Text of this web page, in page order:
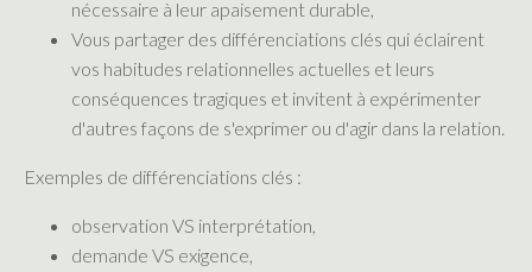
nécessaire à leur apaisement durable,
Vous partager des différenciations clés qui éclairent
vos habitudes relationnelles actuelles et leurs
conséquences tragiques et invitent à expérimenter
d'autres façons de s'exprimer ou d'agir dans la relation.
Exemples de différenciations clés :
observation VS interprétation,
demande VS exigence,